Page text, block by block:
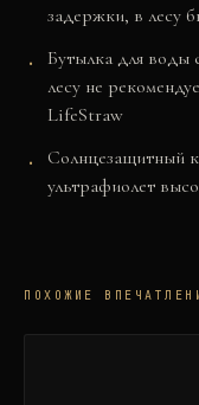
задержки, в лесу
Бутылка для
лесу не
LifeStraw
Солнцезащитный
ультрафиолет
ПОХОЖИЕ